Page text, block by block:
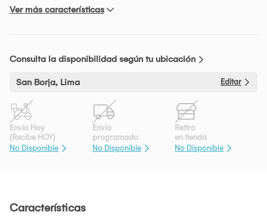
Ver más características
Consulta la disponibilidad según tu ubicación
San Borja, Lima Editar
Envío Hoy
(Recibe HOY)
No Disponible
Envío
programado
No Disponible
Retiro
en tienda
No Disponible
Características